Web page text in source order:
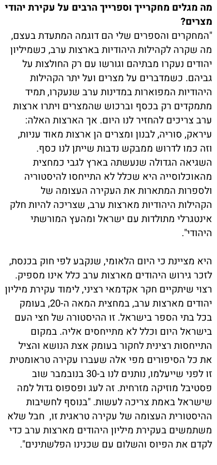
מה מגלים מחקרייך וספרייך הרבים על עקירת יהודי
מצרים?
"המחקרים והספרים שלי הם דוגמה המתעדת בעצם,
מה שקרה לקהילות היהודיות בארצות ערב, כשמיליון
יהודים נעקרו מבתיהם וגורשו עם רק החולצות על
גביהם. כשמדברים על מצרים ועל יתר הקהילות
היהודיות המפוארות במדינות ערב שנעקרו, תמיד
מתמקדים רק בכסף וברכוש שהמצרים ויתרו ארצות
ערב צריכים להחזיר לנו היום. אך הארצות האלה:
עיראק, סוריה, לבנון ומצרים הן ארצות מאוד עניות,
וזה כמו לדרוש ממבקש נדבות שייתן לנו כסף.
השגיאה הגדולה שנעשתה בארץ לגבי כמחצית
מהאוכלוסייה היא שכלל לא התייחסו להיסטוריה
ולספרות המתארות את העקירה העצומה של
הקהילות היהודיות מארצות ערב, שצריכה להיות חלק
אינטגרלי מתולדות עם ישראל ומהעץ המורשתי
היהודי".
היא מציינת כי היום הלאומי, שנקבע לפי חוק בכנסת,
לזכר גירוש היהודים מארצות ערב כלל אינו מספיק.
רצוי שיתקיים חקר אקדמאי רציני, לימוד עקירת מיליון
יהודים מארצות ערב, במחצית המאה ה-20, בעומק
בכל בתי הספר בישראל. זו ההיסטורה של חצי העם
בישראל היום וכלל לא מתייחסים אליה. במקום
התייחסות רצינית לחקור בעומק אצת הנושא והציל
את כל הסיפורים מפי אלה שעברו עקירה טראומטית
זו לפני שייעלמו, נותנים לנו ב-30 בנובמבר שוב
פסטיבל מוזיקה מזרחית. זה לעג ופספוס גדול למה
שישראל באמת צריכה לעשות. "בנוסף לחשיבות
ההיסטורית העצומה של עקירה טראגית זו, חבל שלא
משתמשים בעקירת מיליון היהודים מארצות ערב כדי
לקדם את הפיוס והשלום עם שכנינו הפלשתינים".